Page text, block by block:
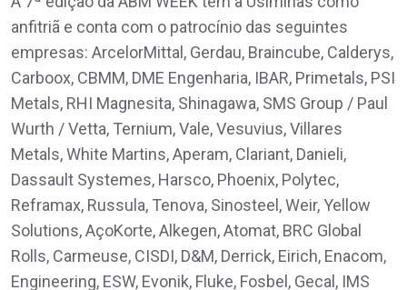
anfitriã e conta com o patrocínio das seguintes
empresas: ArcelorMittal, Gerdau, Braincube, Calderys,
Carboox, CBMM, DME Engenharia, IBAR, Primetals, PSI
Metals, RHI Magnesita, Shinagawa, SMS Group / Paul
Wurth / Vetta, Ternium, Vale, Vesuvius, Villares
Metals, White Martins, Aperam, Clariant, Danieli,
Dassault Systemes, Harsco, Phoenix, Polytec,
Reframax, Russula, Tenova, Sinosteel, Weir, Yellow
Solutions, AçoKorte, Alkegen, Atomat, BRC Global
Rolls, Carmeuse, CISDI, D&M, Derrick, Eirich, Enacom,
Engineering, ESW, Evonik, Fluke, Fosbel, Gecal, IMS